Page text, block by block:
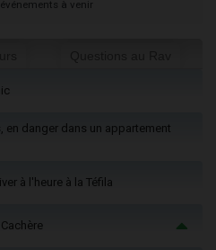
à venir
en danger dans un appartement
à l'heure à la Téfila